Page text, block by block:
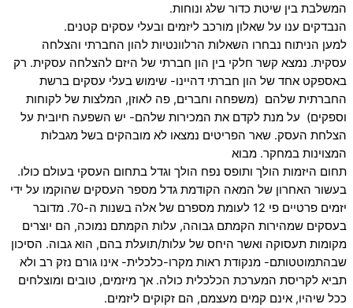
המשלבת בין שיטת כדור שלג ונוחות.
הנבדקים ענו על שאלון מורכב ליזמים ובעלי עסקים קטנים.
למען הניתוח נבחרו השאלות הרלוונטיות להון החברתי והצלחה
עסקית. נמצא קשר חלקי בין הון חברתי של היזם להצלחה עסקית. רק
באספקט אחד של הון חברתי דהיינו- שימוש בעלי עסקים ברשת
החברתית שלהם (משפחה וחברים, פה לאוזן, המלצות של לקוחות
וספקים) על מנת לקדם את המכירות שלהם- יש השפעה חיובית על
הצלחת העסק. שאר הפריטים נמצאו לא מובהקים בשל מגבלות
המצוינות במחקר. מבוא
תחום היזמות הולך ותופס נפח הולך וגדל בתחום העסקי בעולם כולו.
בעשור האחרון של המאה הקודמת גדל מספר העסקים שהוקמו על ידי
יזמים פרטיים פי 12 לעומת מספרם של אלה בשנות ה-70. מדובר
בעסקים שמהירות הקמתם גבוהה, עלות הקמתם נמוכה, הם יוצרים
מקומות תעסוקה ואשר היחס של עלות/תועלת בהם, הוא גבוה. הסיכון
שבהתמוטטותם- מנקודת ראות מקרו-כלכלית- אינו גורם נזק רב ולא
תביא לקריסת המערכת הכלכלית כולה. אך מיזמים, טובים ומוצלחים
ככל שיהיו, אינם קמים מעצמם, הם זקוקים ליזמים.